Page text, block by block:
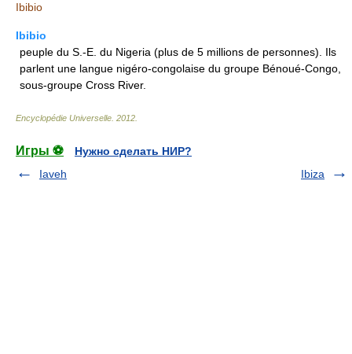
Ibibio
Ibibio
peuple du S.-E. du Nigeria (plus de 5 millions de personnes). Ils
parlent une langue nigéro-congolaise du groupe Bénoué-Congo,
sous-groupe Cross River.
Encyclopédie Universelle 2012
Игры ⚽
Нужно сделать НИР?
Iaveh
Ibiza